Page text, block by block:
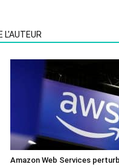
L'AUTEUR
Amazon Web Services